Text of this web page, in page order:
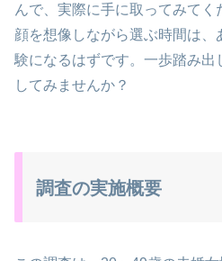
んで、実際に手に取ってみて
顔を想像しながら選ぶ時間は
験になるはずです。一歩踏み出
してみませんか？
調査の実施概要